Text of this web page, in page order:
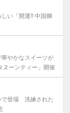
い「開運!! 中国獅
やかなスイーツが
ーンティー」開催
で登場 洗練された